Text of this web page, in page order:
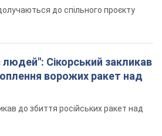
зневіра це зло": у містах
тривають масові
Федорова. Фото і відео
люди й надалі виходять на акції